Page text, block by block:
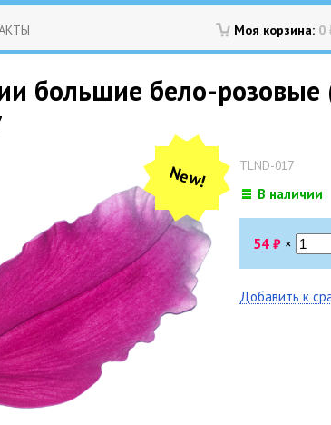
Моя корзина: 0
большие бело-
New! TLND-017
В наличии
54 ₽ ×
Добавить к